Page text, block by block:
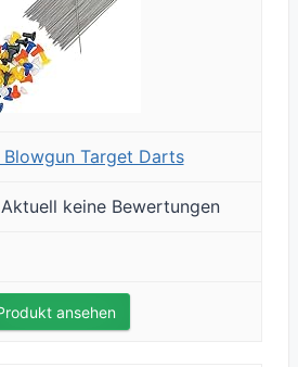
Target Darts
Aktuell keine Bewertungen
ansehen